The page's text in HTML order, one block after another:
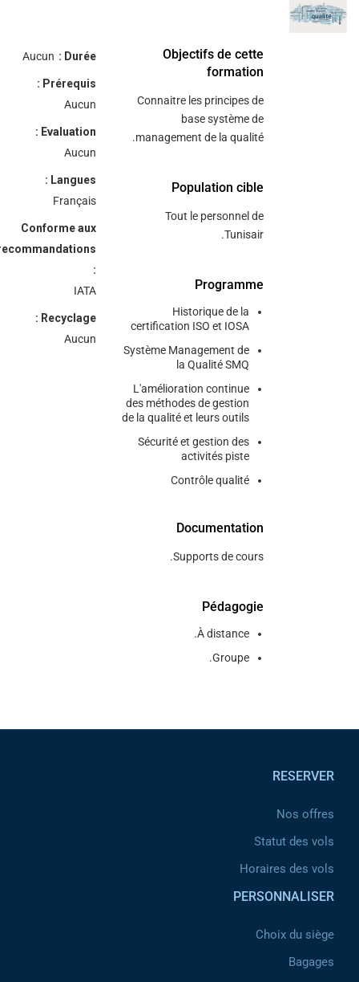
Objectifs de cette
formation
Connaitre les principes de
base système de
management de la qualité.
Population cible
Tout le personnel de
Tunisair.
Programme
Historique de la
certification ISO et IOSA
Système Management de
la Qualité SMQ
L'amélioration continue
des méthodes de gestion
de la qualité et leurs outils
Sécurité et gestion des
activités piste
Contrôle qualité
Documentation
Supports de cours.
Pédagogie
À distance.
Groupe.
Durée :
Aucun
Prérequis :
Aucun
Evaluation :
Aucun
Langues :
Français
Conforme aux
:
IATA
Recyclage :
Aucun
RESERVER
Nos offres
Statut des vols
Horaires des vols
PERSONNALISER
Choix du siège
Bagages